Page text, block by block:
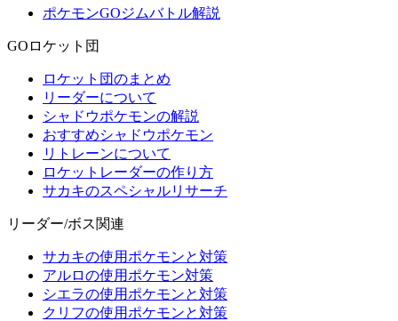
ポケモンGOジムバトル解説
GOロケット団
ロケット団のまとめ
リーダーについて
シャドウポケモンの解説
おすすめシャドウポケモン
リトレーンについて
ロケットレーダーの作り方
サカキのスペシャルリサーチ
リーダー/ボス関連
サカキの使用ポケモンと対策
アルロの使用ポケモン対策
シエラの使用ポケモンと対策
クリフの使用ポケモンと対策